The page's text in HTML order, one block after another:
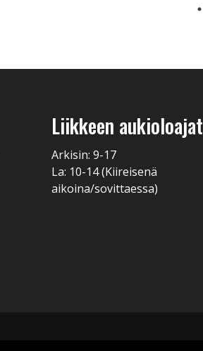
Liikkeen aukioloajat
Arkisin: 9-17
La: 10-14 (Kiireisenä
aikoina/sovittaessa)